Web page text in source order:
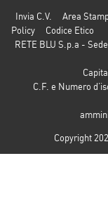
Invia C.V. Area
Policy
Codice Etico
RETE BLU S.p.a -
C.F. e Numero
Copyright